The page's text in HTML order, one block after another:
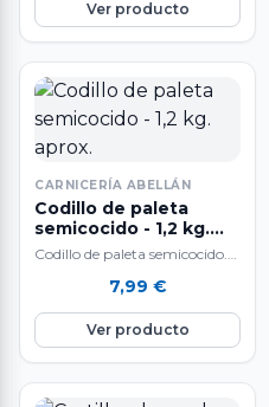
Ver producto
CARNICERÍA ABELLÁN
Codillo de paleta
semicocido - 1,2 kg.
aprox.
Codillo de paleta semicocido.
Codillo de paleta semicocido al
estilo…
7,99 €
Ver producto